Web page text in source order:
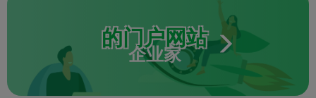
的门户网站
企业家